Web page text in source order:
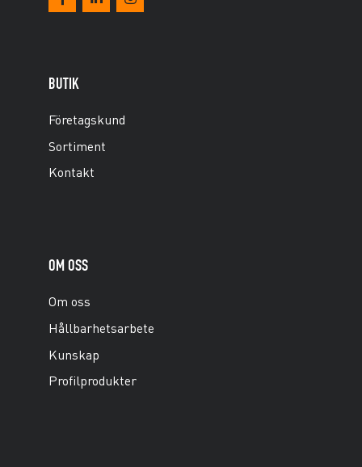
BUTIK
Företagskund
Sortiment
Kontakt
OM OSS
Om oss
Hållbarhetsarbete
Kunskap
Profilprodukter